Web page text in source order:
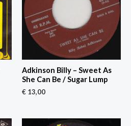
Adkinson Billy – Sweet As
She Can Be / Sugar Lump
€ 13,00